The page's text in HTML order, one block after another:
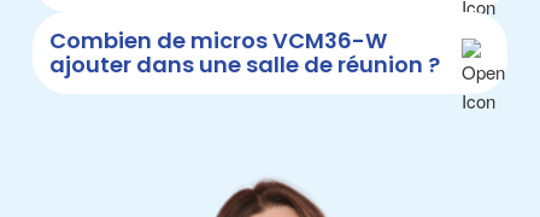
Combien de micros VCM36-W
ajouter dans une salle de réunion ?